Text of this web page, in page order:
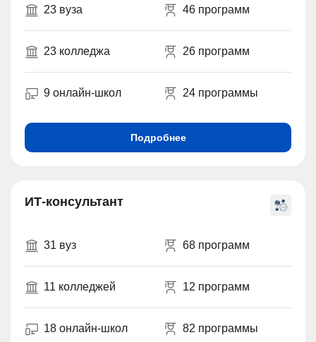
23 вуза 46 программ
23 колледжа 26 программ
9 онлайн-школ 24 программы
Подробнее
ИТ-консультант
31 вуз 68 программ
11 колледжей 12 программ
18 онлайн-школ 82 программы